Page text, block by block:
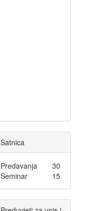
Satnica
Predavanja
30
Seminar
15